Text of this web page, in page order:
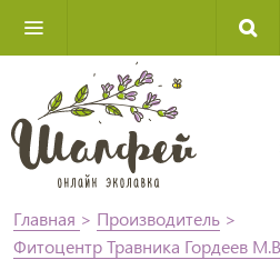
Главная > Производитель >
Фитоцентр Травника Гордеев